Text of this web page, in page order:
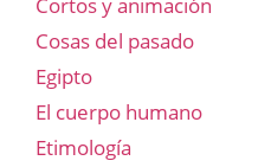
Cosas del pasado
Egipto
El cuerpo humano
Etimología